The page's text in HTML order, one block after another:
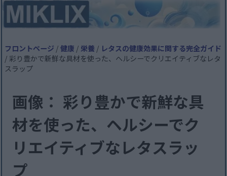
フロントページ /健康 / 栄養 / レタスの健康効果に関する完全ガイド
/ 彩り豊かで新鮮な具材を使った、ヘルシーでクリエイティブなレタ
スラップ
画像： 彩り豊かで新鮮な具
材を使った、ヘルシーでク
リエイティブなレタスラッ
プ